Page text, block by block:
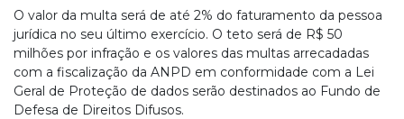
O valor da multa será de até 2% do faturamento da pessoa
jurídica no seu último exercício. O teto será de R$ 50
milhões por infração e os valores das multas arrecadadas
com a fiscalização da ANPD em conformidade com a Lei
Geral de Proteção de dados serão destinados ao Fundo de
Defesa de Direitos Difusos.